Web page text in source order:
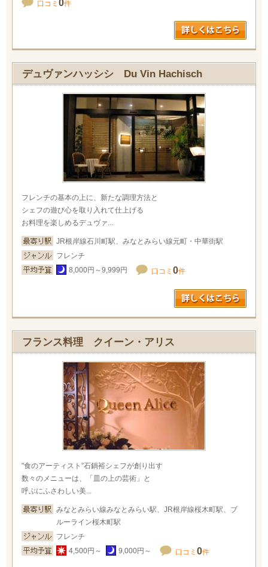
口コミ 0件
デュヴァンハッシシ Du Vin Hachisch
フレンチの基本の上に、新たな調理方法と
シェフの遊び心を取り入れて仕上げる
お料理を楽しめるデュヴァ...
JR根岸線石川町駅、みなとみらい線元町・中華街駅
フレンチ
8,000円～9,999円
口コミ 0件
フランス料理 クイーン・アリス
"食のアーティスト”石鍋裕シェフが創り出す
数々のメニューは、「皿の上の芸術」と
呼ぶにふさわしい美...
みなとみらい線みなとみらい駅、JR根岸線桜木町駅、ブ
ルーライン桜木町駅
フレンチ
4,500円～
9,000円～ 口コミ 0件